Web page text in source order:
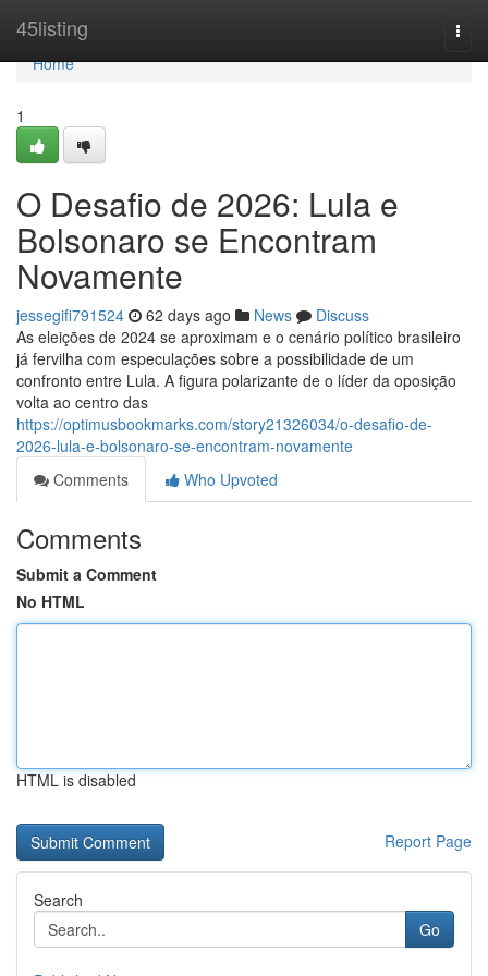
45listing
Home
Home
1
O Desafio de 2026: Lula e
Bolsonaro se Encontram
Novamente
jessegifi791524 62 days ago News
Discuss
As eleições de 2024 se aproximam e o cenário político brasileiro
já fervilha com especulações sobre a possibilidade de um
confronto entre Lula. A figura polarizante de o líder da oposição
volta ao centro das
https://optimusbookmarks.com/story21326034/o-desafio-de-
2026-lula-e-bolsonaro-se-encontram-novamente
Comments
Who Upvoted
Comments
Submit a Comment
No HTML
HTML is disabled
Report Page
Search
Go